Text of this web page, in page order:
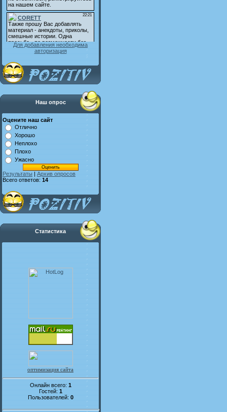
Для добавления необходима
авторизация
Наш опрос
Оцените наш сайт
Отлично
Хорошо
Неплохо
Плохо
Ужасно
Результаты | Архив опросов
Всего ответов: 14
Статистика
оптимизация сайта
Онлайн всего: 1
Гостей: 1
Пользователей: 0